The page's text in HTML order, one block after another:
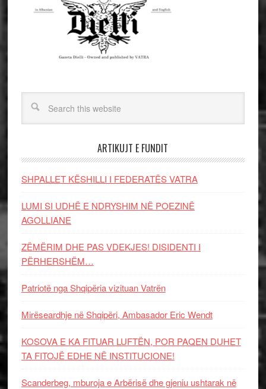
ARTIKUJT E FUNDIT
SHPALLET KËSHILLI I FEDERATËS VATRA
LUMI SI UDHË E NDRYSHIM NË POEZINË
AGOLLIANE
ZËMËRIM DHE PAS VDEKJES! DISIDENTI I
PËRHERSHËM…
Patriotë nga Shqipëria vizituan Vatrën
Mirëseardhje në Shqipëri, Ambasador Eric Wendt
KOSOVA E KA FITUAR LUFTËN, POR PAQEN DUHET
TA FITOJË EDHE NË INSTITUCIONE!
Scanderbeg, mburoja e Arbërisë dhe gjeniu ushtarak në